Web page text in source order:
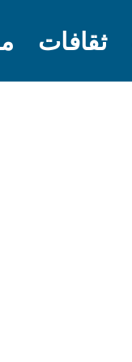
ثقافات